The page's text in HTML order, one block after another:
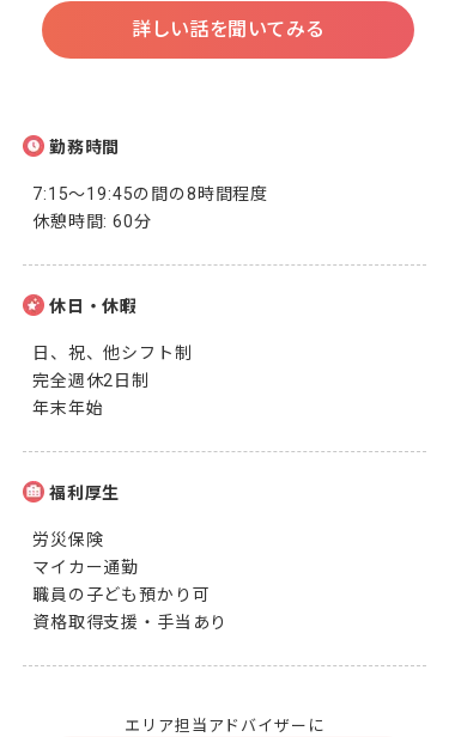
詳しい話を聞いてみる
勤務時間
7:15～19:45の間の8時間程度
休憩時間: 60分
休日・休暇
日、祝、他シフト制
完全週休2日制
年末年始
福利厚生
労災保険
マイカー通勤
職員の子ども預かり可
資格取得支援・手当あり
エリア担当アドバイザーに